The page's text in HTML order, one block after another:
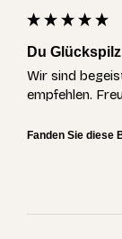
Du
Wir sind
empfehlen.
Fanden Sie diese